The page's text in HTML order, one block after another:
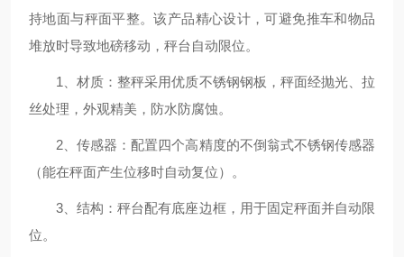
持地面与秤面平整。该产品精心设计，可避免推车和物品
堆放时导致地磅移动，秤台自动限位。
1、材质：整秤采用优质不锈钢钢板，秤面经抛光、拉
丝处理，外观精美，防水防腐蚀。
2、传感器：配置四个高精度的不倒翁式不锈钢传感器
（能在秤面产生位移时自动复位）。
3、结构：秤台配有底座边框，用于固定秤面并自动限
位。